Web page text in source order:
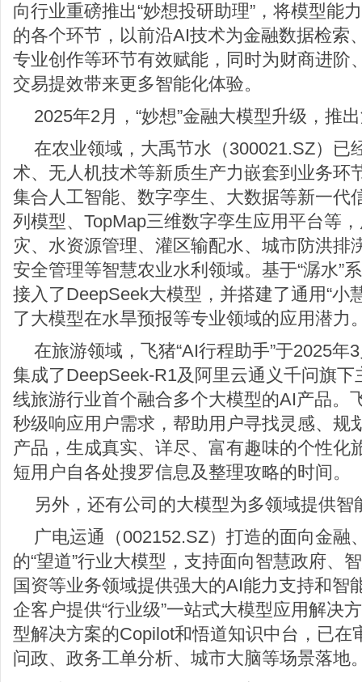
向行业重磅推出“妙想投研助理”，将模型能
的各个环节，以前沿AI技术为金融数据检索
专业创作等环节有效赋能，同时为财商进阶
交易提效带来更多智能化体验。
2025年2月，“妙想”金融大模型升级，推
在农业领域，大禹节水（300021.SZ）已
术、无人机技术等新质生产力嵌套到业务环
集合人工智能、数字孪生、大数据等新一代
列模型、TopMap三维数字孪生应用平台等
灾、水资源管理、灌区输配水、城市防洪排
安全管理等智慧农业水利领域。基于“潺水”
接入了DeepSeek大模型，并搭建了通用“小
了大模型在水旱预报等专业领域的应用潜力
在旅游领域，飞猪“AI行程助手”于2025年
集成了DeepSeek-R1及阿里云通义千问旗
线旅游行业首个融合多个大模型的AI产品。
秒级响应用户需求，帮助用户寻找灵感、规
产品，生成真实、详尽、富有趣味的个性化
短用户自各处搜罗信息及整理攻略的时间。
另外，还有公司的大模型为多领域提供智
广电运通（002152.SZ）打造的面向金融
的“望道”行业大模型，支持面向智慧政府、
国资等业务领域提供强大的AI能力支持和智
企客户提供“行业级”一站式大模型应用解决
型解决方案的Copilot和悟道知识中台，已在
问政、政务工单分析、城市大脑等场景落地